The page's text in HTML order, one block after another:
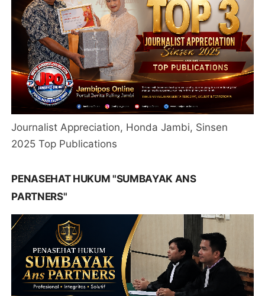
Journalist Appreciation, Honda Jambi, Sinsen
2025 Top Publications
PENASEHAT HUKUM "SUMBAYAK ANS
PARTNERS"